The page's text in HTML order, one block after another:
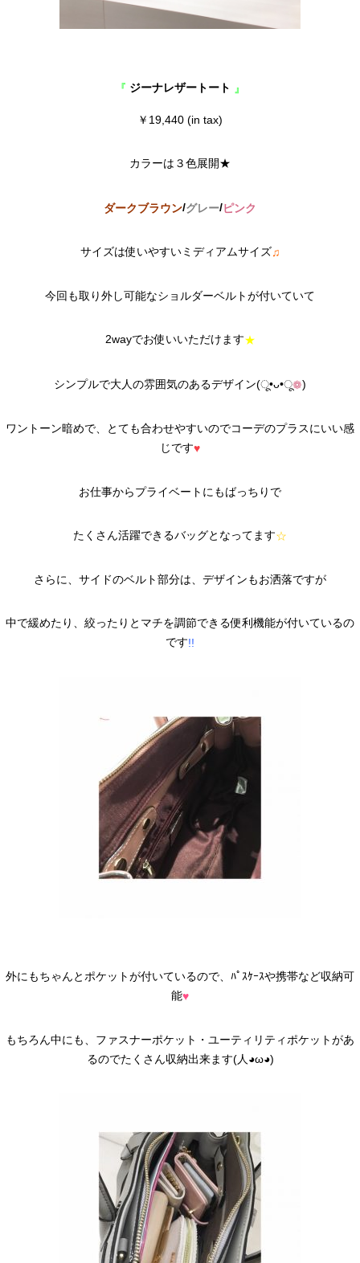
『 ジーナレザートート 』
￥19,440 (in tax)
カラーは３色展開★
ダークブラウン/グレー/ピンク
サイズは使いやすいミディアムサイズ♫
今回も取り外し可能なショルダーベルトが付いていて
2wayでお使いいただけます★
シンプルで大人の雰囲気のあるデザイン(ू•ᴗ•ू❁)
ワントーン暗めで、とても合わせやすいのでコーデのプラスにいい感
じです♥
お仕事からプライベートにもばっちりで
たくさん活躍できるバッグとなってます☆
さらに、サイドのベルト部分は、デザインもお洒落ですが
中で緩めたり、絞ったりとマチを調節できる便利機能が付いているの
です!!
外にもちゃんとポケットが付いているので、ﾊﾟｽｹｰｽや携帯など収納可
能♥
もちろん中にも、ファスナーポケット・ユーティリティポケットがあ
るのでたくさん収納出来ます(人◕ω◕)